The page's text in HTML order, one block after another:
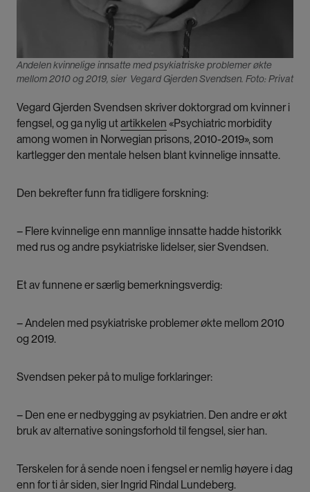
Andelen kvinnelige innsatte med psykiatriske problemer økte
mellom 2010 og 2019, sier Vegard Gjerden Svendsen. Foto: Privat
Vegard Gjerden Svendsen skriver doktorgrad om kvinner i
fengsel, og ga nylig utartikkelen «Psychiatric morbidity
among women in Norwegian prisons, 2010-2019», som
kartlegger den mentale helsen blant kvinnelige innsatte.
Den bekrefter funn fra tidligere forskning:
– Flere kvinnelige enn mannlige innsatte hadde historikk
med rus og andre psykiatriske lidelser, sier Svendsen.
Et av funnene er særlig bemerkningsverdig:
– Andelen med psykiatriske problemer økte mellom 2010
og 2019.
Svendsen peker på to mulige forklaringer:
– Den ene er nedbygging av psykiatrien. Den andre er økt
bruk av alternative soningsforhold til fengsel, sier han.
Terskelen for å sende noen i fengsel er nemlig høyere i dag
enn for ti år siden, sier Ingrid Rindal Lundeberg.